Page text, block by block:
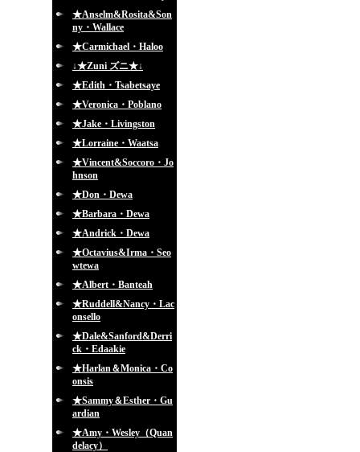
★Anselm&Rosita&Son
ny・Wallace
★Carmichael・Haloo
↓★Zuni ズニ★↓
★Edith・Tsabetsaye
★Veronica・Poblano
★Jake・Livingston
★Lorraine・Waatsa
★Vincent&Soccoro・Jo
hnson
★Don・Dewa
★Barbara・Dewa
★Andrick・Dewa
★Octavius&Irma・Seo
wtewa
★Albert・Banteah
★Ruddell&Nancy・Lac
onsello
★Dale&Sanford&Derri
ck・Edaakie
★Harlan＆Monica・Co
onsis
★Sammy＆Esther・Gu
ardian
★Amy・Wesley（Quan
delacy）